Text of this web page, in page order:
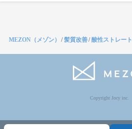
MEZON（メゾン） /髪質改善/酸性ストレート
Copyright Jocy inc.